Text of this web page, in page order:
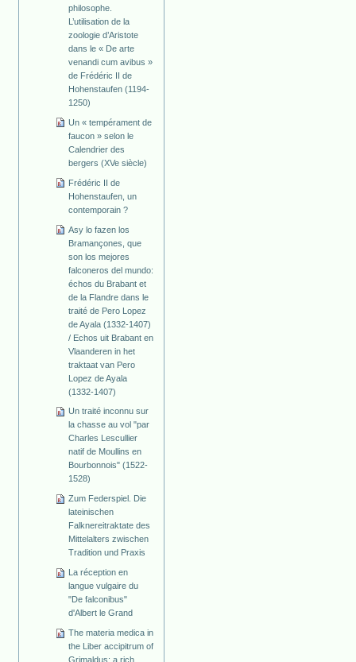
philosophe.
L’utilisation de la
zoologie d’Aristote
dans le « De arte
venandi cum avibus »
de Frédéric II de
Hohenstaufen (1194-
1250)
Un « tempérament de
faucon » selon le
Calendrier des
bergers (XVe siècle)
Frédéric II de
Hohenstaufen, un
contemporain ?
Asy lo fazen los
Bramançones, que
son los mejores
falconeros del mundo:
échos du Brabant et
de la Flandre dans le
traité de Pero Lopez
de Ayala (1332-1407)
/ Echos uit Brabant en
Vlaanderen in het
traktaat van Pero
Lopez de Ayala
(1332-1407)
Un traité inconnu sur
la chasse au vol "par
Charles Lescullier
natif de Moullins en
Bourbonnois" (1522-
1528)
Zum Federspiel. Die
lateinischen
Falknereitraktate des
Mittelalters zwischen
Tradition und Praxis
La réception en
langue vulgaire du
"De falconibus"
d'Albert le Grand
The materia medica in
the Liber accipitrum of
Grimaldus: a rich